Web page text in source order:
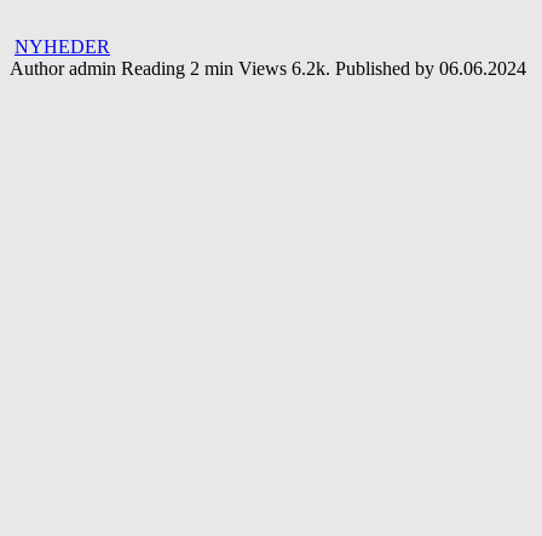
NYHEDER
Author admin Reading 2 min Views 6.2k. Published by 06.06.2024